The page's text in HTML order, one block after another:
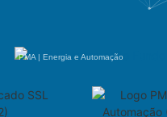
PMA | Energia e Automação